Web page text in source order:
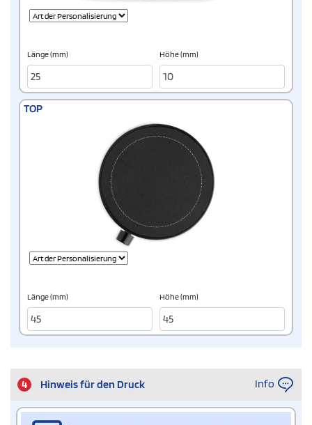
Länge (mm) Höhe (mm)
TOP
Länge (mm) Höhe (mm)
4 Hinweis für den Druck Info